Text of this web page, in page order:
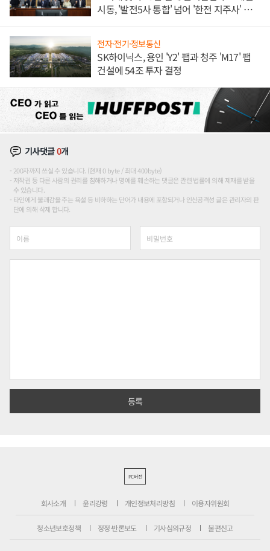
시동, '발전5사 통합' 넘어 '한전 지주사' 재편
전자·전기·정보통신
SK하이닉스, 용인 'Y2' 팹과 청주 'M17' 팹
건설에 54조 투자 결정
기사댓글0개
200자까지 쓰실 수 있습니다. (현재 0 byte / 최대 400byte)
저작권 등 다른 사람의 권리를 침해하거나 명예를 훼손하는 댓글은 관련 법률에 의해 제재를 받을
수 있습니다.
타인에게 불쾌감을 주는 욕설 등 비하하는 단어가 내용에 포함되거나 인신공격성 글은 관리자의 판
단에 의해 삭제 합니다.
PC버전
회사소개 윤리강령 개인정보처리방침 이용자위원회
청소년보호정책 정정·반론보도 기사심의규정 불편신고